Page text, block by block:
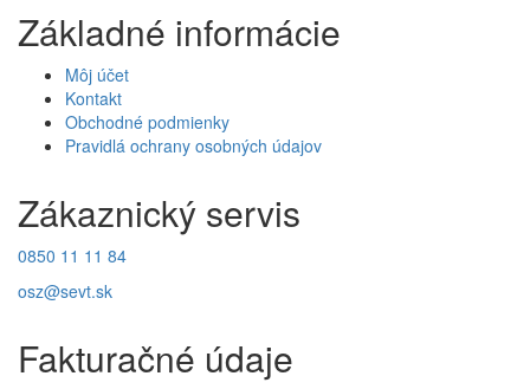
Základné informácie
Môj účet
Kontakt
Obchodné podmienky
Pravidlá ochrany osobných údajov
Zákaznický servis
0850 11 11 84
osz@sevt.sk
Fakturačné údaje